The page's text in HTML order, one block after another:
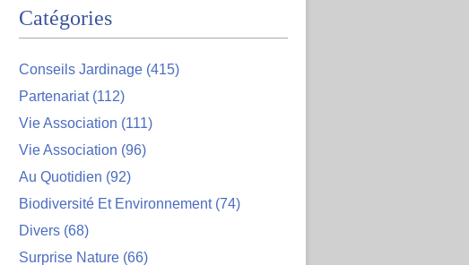
Catégories
Conseils Jardinage (415)
Partenariat(112)
Vie Association (111)
Vie Association (96)
Au Quotidien (92)
Biodiversité Et Environnement(74)
Divers (68)
Surprise Nature (66)